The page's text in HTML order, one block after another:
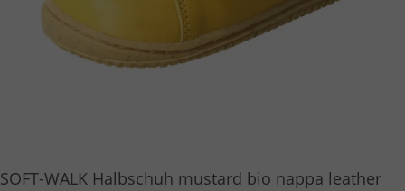
SOFT-WALK Halbschuh mustard bio nappa leather